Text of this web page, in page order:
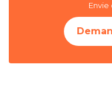
Envie